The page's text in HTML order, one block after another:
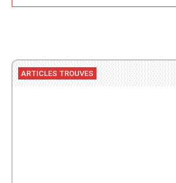
ARTICLES TROUVES